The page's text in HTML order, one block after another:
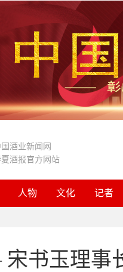
国酒业新闻网
酒报官方网站
人物 文化 记者
书玉理事